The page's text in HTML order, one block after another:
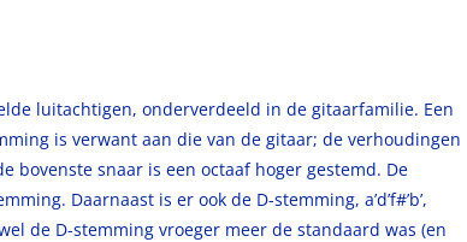
luitachtigen, onderverdeeld in de gitaarfamilie. Een
is verwant aan die van de gitaar; de verhoudingen
bovenste snaar is een octaaf hoger gestemd. De
Daarnaast is er ook de D-stemming, a’d’f#’b’,
de D-stemming vroeger meer de standaard was (en